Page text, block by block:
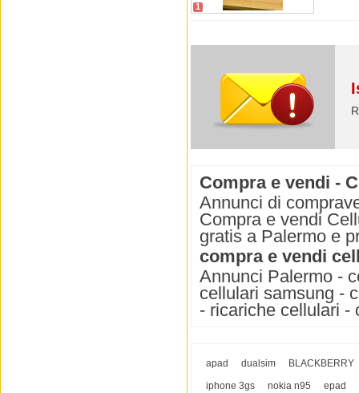
1
Compra e vendi -
Annunci di
Compra e vendi
gratis a Palermo e
compra e vendi
Annunci Palermo -
cellulari samsung -
- ricariche cellulari -
apad dualsim
BLACKBERRY
iphone 3gs
nokia n95 epad